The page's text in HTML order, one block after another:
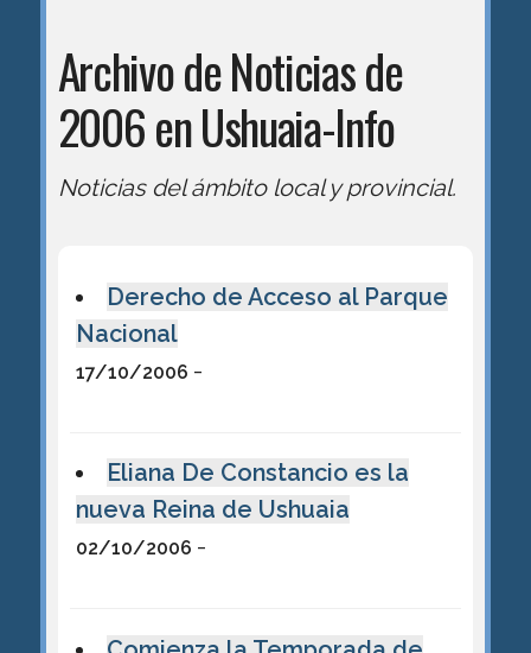
Archivo de Noticias de
2006 en Ushuaia-Info
Noticias del ámbito local y provincial.
Derecho de Acceso al Parque
Nacional
17/10/2006 -
Eliana De Constancio es la
nueva Reina de Ushuaia
02/10/2006 -